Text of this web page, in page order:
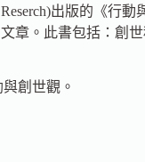
出版的《行動
章。此書包括：創
創世觀。